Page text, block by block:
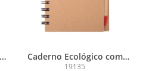
Caderno Ecológico com
Caneta
19135